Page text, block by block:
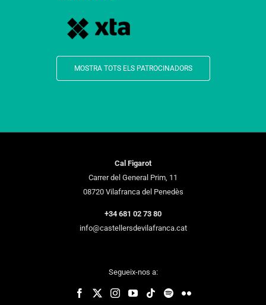
MOSTRA TOTS ELS PATROCINADORS
Cal Figarot
Carrer del General Prim, 11
08720 Vilafranca del Penedès
+34 681 02 73 80
info@castellersdevilafranca.cat
Segueix-nos a: